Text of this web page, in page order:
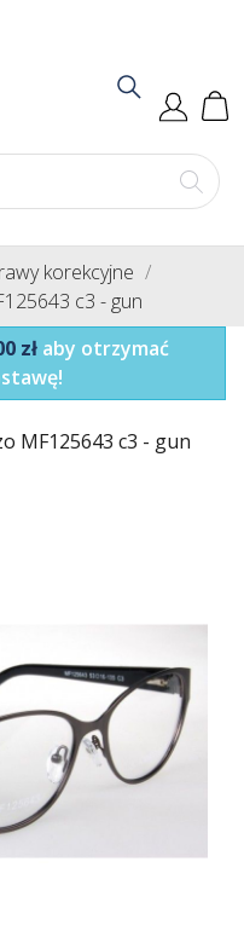
korekcyjne
c3 - gun
zł aby otrzymać
MF125643 c3 - gun